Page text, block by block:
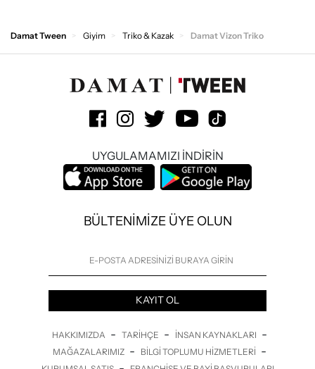
Damat Tween Giyim Triko & Kazak Damat Vizon Triko
UYGULAMAMIZI İNDİRİN
BÜLTENİMİZE ÜYE OLUN
KAYIT OL
HAKKIMIZDA - TARIHÇE - İNSAN KAYNAKLARI -
MAĞAZALARIMIZ - BILGI TOPLUMU HIZMETLERI -